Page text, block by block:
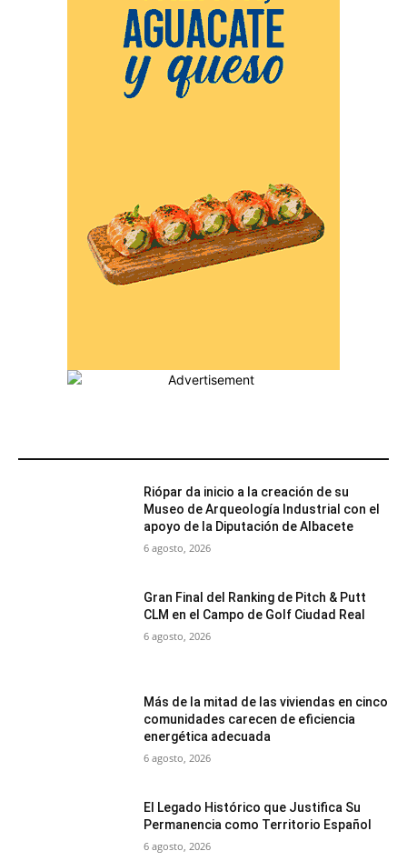
Riópar da inicio a la creación de su
Museo de Arqueología Industrial con el
apoyo de la Diputación de Albacete
6 agosto, 2026
Gran Final del Ranking de Pitch & Putt
CLM en el Campo de Golf Ciudad Real
6 agosto, 2026
Más de la mitad de las viviendas en cinco
comunidades carecen de eficiencia
energética adecuada
6 agosto, 2026
El Legado Histórico que Justifica Su
Permanencia como Territorio Español
6 agosto, 2026